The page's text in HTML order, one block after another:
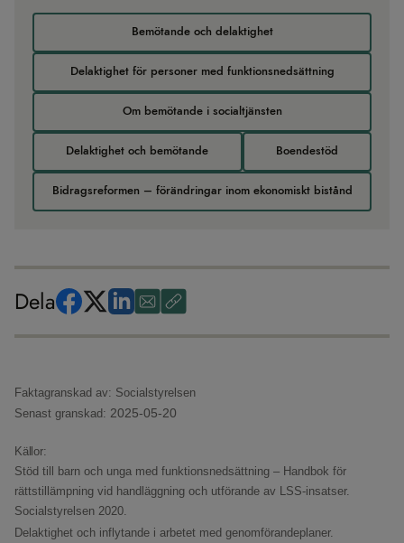
Bemötande och delaktighet
Delaktighet för personer med funktionsnedsättning
Om bemötande i socialtjänsten
Delaktighet och bemötande Boendestöd
Bidragsreformen – förändringar inom ekonomiskt bistånd
Dela
Faktagranskad av: Socialstyrelsen
Senast granskad: 2025-05-20
Källor:
​Stöd till barn och unga med funktionsnedsättning – Handbok för
rättstillämpning vid handläggning och utförande av LSS-insatser.
Socialstyrelsen 2020.
Delaktighet och inflytande i arbetet med genomförandeplaner.